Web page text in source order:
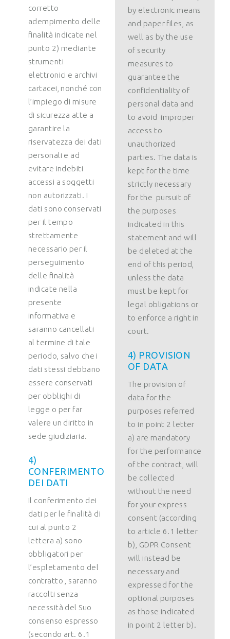
corretto
adempimento delle
finalità indicate nel
punto 2) mediante
strumenti
elettronici e archivi
cartacei, nonché con
l’impiego di misure
di sicurezza atte a
garantire la
riservatezza dei dati
personali e ad
evitare indebiti
accessi a soggetti
non autorizzati. I
dati sono conservati
per il tempo
strettamente
necessario per il
perseguimento
delle finalità
indicate nella
presente
informativa e
saranno cancellati
al termine di tale
periodo, salvo che i
dati stessi debbano
essere conservati
per obblighi di
legge o per far
valere un diritto in
sede giudiziaria.
4)
CONFERIMENTO
DEI DATI
Il conferimento dei
dati per le finalità di
cui al punto 2
lettera a) sono
obbligatori per
l’espletamento del
contratto , saranno
raccolti senza
necessità del Suo
consenso espresso
(secondo art. 6.1
by electronic means
and paper files, as
well as by the use
of security
measures to
guarantee the
confidentiality of
personal data and
to avoid improper
access to
unauthorized
parties. The data is
kept for the time
strictly necessary
for the pursuit of
the purposes
indicated in this
statement and will
be deleted at the
end of this period,
unless the data
must be kept for
legal obligations or
to enforce a right in
court.
4) PROVISION
OF DATA
The provision of
data for the
purposes referred
to in point 2 letter
a) are mandatory
for the performance
of the contract, will
be collected
without the need
for your express
consent (according
to article 6.1 letter
b), GDPR Consent
will instead be
necessary and
expressed for the
optional purposes
as those indicated
in point 2 letter b).